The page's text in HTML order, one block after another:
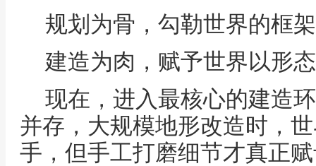
规划为骨，勾勒世界的框架
建造为肉，赋予世界以形态
现在，进入最核心的建造
并存，大规模地形改造时，
手，但手工打磨细节才真正